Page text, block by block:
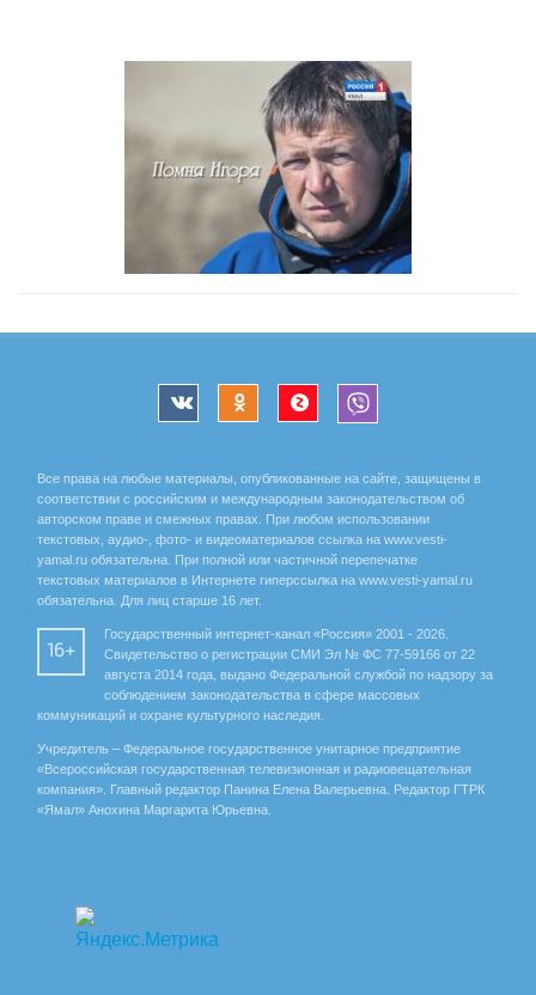
Все права на любые материалы, опубликованные на сайте, защищены в
соответствии с российским и международным законодательством об
авторском праве и смежных правах. При любом использовании
текстовых, аудио-, фото- и видеоматериалов ссылка на www.vesti-
yamal.ru обязательна. При полной или частичной перепечатке
текстовых материалов в Интернете гиперссылка на www.vesti-yamal.ru
обязательна. Для лиц старше 16 лет.
16+
Государственный интернет-канал «Россия» 2001 - 2026.
Свидетельство о регистрации СМИ Эл № ФС 77-59166 от 22
августа 2014 года, выдано Федеральной службой по надзору за
соблюдением законодательства в сфере массовых
коммуникаций и охране культурного наследия.
Учредитель – Федеральное государственное унитарное предприятие
«Всероссийская государственная телевизионная и радиовещательная
компания». Главный редактор Панина Елена Валерьевна. Редактор ГТРК
«Ямал» Анохина Маргарита Юрьевна.